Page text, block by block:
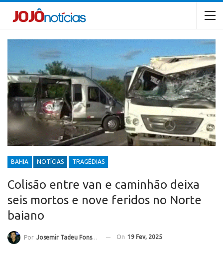
BAHIA NOTÍCIAS TRAGÉDIAS
Colisão entre van e caminhão deixa
seis mortos e nove feridos no Norte
baiano
Por Josemir Tadeu Fonseca On 19 Fev, 2025